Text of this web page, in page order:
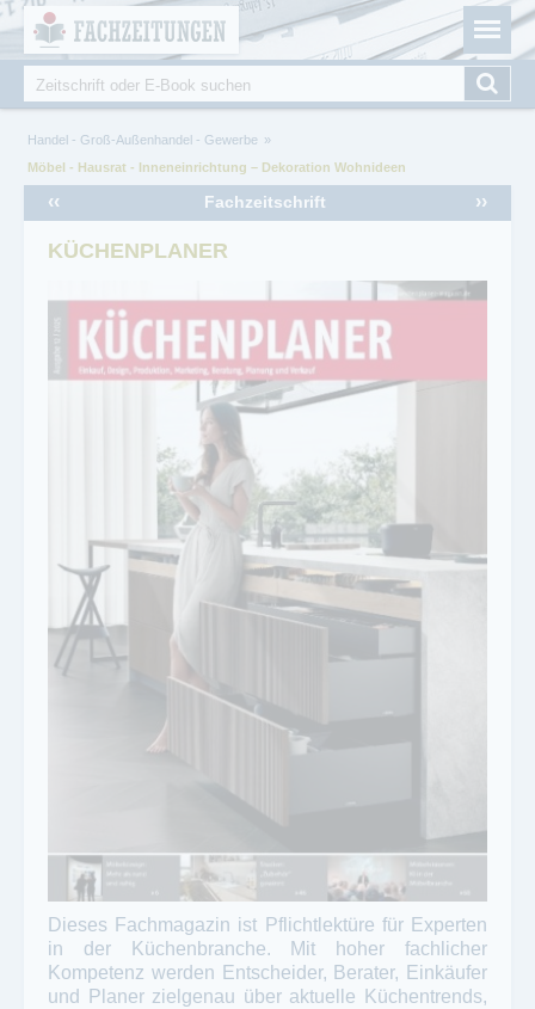
Fachzeitungen.de - Das unabhängige Portal für
Fachmagazine Fachpublikationen & eBooks
Suche
Sie sind hier
Handel - Groß-Außenhandel - Gewerbe
Möbel - Hausrat - Inneneinrichtung – Dekoration Wohnideen
Fachzeitschrift
‹‹ ››
KÜCHENPLANER
Dieses Fachmagazin ist Pflichtlektüre für Experten
in der Küchenbranche. Mit hoher fachlicher
Kompetenz werden Entscheider, Berater, Einkäufer
und Planer zielgenau über aktuelle Küchentrends,
Cookie-Einstellungen